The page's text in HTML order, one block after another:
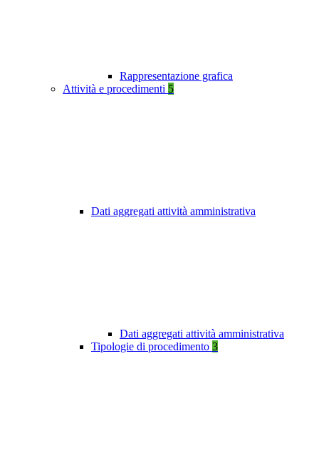
Rappresentazione grafica
Attività e procedimenti 5
Dati aggregati attività amministrativa
Dati aggregati attività amministrativa
Tipologie di procedimento 3